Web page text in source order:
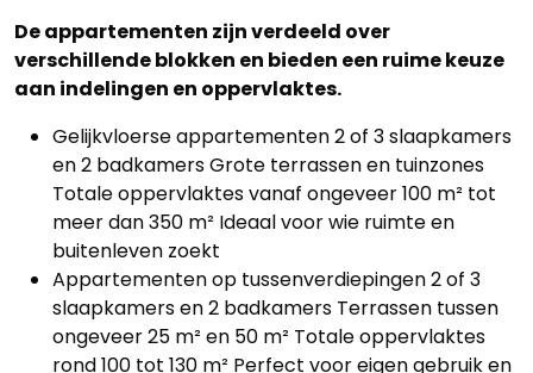
De appartementen zijn verdeeld over
verschillende blokken en bieden een ruime keuze
aan indelingen en oppervlaktes.
Gelijkvloerse appartementen 2 of 3 slaapkamers
en 2 badkamers Grote terrassen en tuinzones
Totale oppervlaktes vanaf ongeveer 100 m² tot
meer dan 350 m² Ideaal voor wie ruimte en
buitenleven zoekt
Appartementen op tussenverdiepingen 2 of 3
slaapkamers en 2 badkamers Terrassen tussen
ongeveer 25 m² en 50 m² Totale oppervlaktes
rond 100 tot 130 m² Perfect voor eigen gebruik en